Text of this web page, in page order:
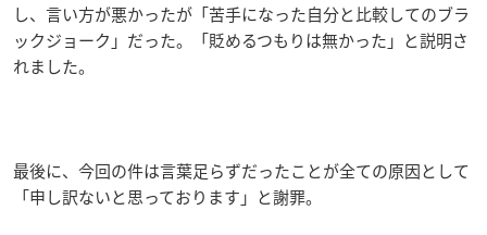
し、言い方が悪かったが「苦手になった自分と比較してのブラ
ックジョーク」だった。「貶めるつもりは無かった」と説明さ
れました。
最後に、今回の件は言葉足らずだったことが全ての原因として
「申し訳ないと思っております」と謝罪。